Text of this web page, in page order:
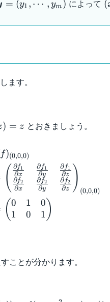
= (y_1, \cdots ,
= (y1 , ⋯ , ym ) によって (
ます。
) = z とおきましょう。
)(0,0,0)
( ∂x
∂f1
∂x
∂f2
∂y
∂f1
∂y
∂f2
∂z
∂ f1
∂z
∂ f2 ) (0,0,0)
(0
1
1
0
0
1 )
ことが分かります。
f(x,g(x)) =